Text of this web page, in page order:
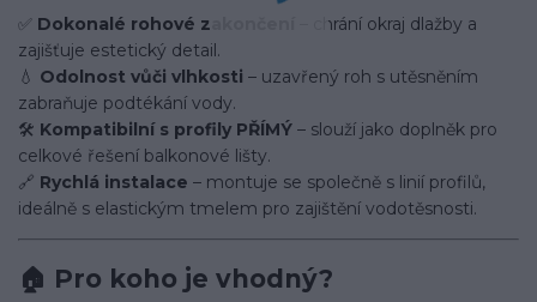
✅ Dokonalé rohové zakončení
– chrání okraj dlažby a
zajišťuje estetický detail.
💧 Odolnost vůči vlhkosti – uzavřený roh s utěsněním
zabraňuje podtékání vody.
🛠️ Kompatibilní s profily PŘÍMÝ – slouží jako doplněk pro
celkové řešení balkonové lišty.
🔗 Rychlá instalace – montuje se společně s linií profilů,
ideálně s elastickým tmelem pro zajištění vodotěsnosti.
🏠 Pro koho je vhodný?